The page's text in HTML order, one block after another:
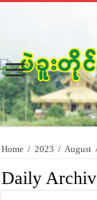
Home / 2023 / August
Daily